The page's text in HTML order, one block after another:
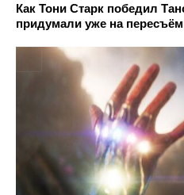
Как Тони Старк победил
придумали уже на